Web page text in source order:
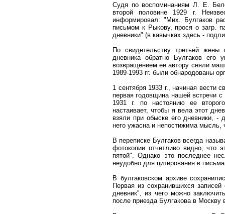
Судя по воспоминаниям Л. Е.
второй половине 1929 г.
информировал: "Мих. Булгаков
письмом к Рыкову, прося о загр.
дневники" (в кавычках здесь -
По свидетельству третьей
дневника обратно Булгаков
возвращением ее автору сняли
1989-1993 гг. были обнародованы
1 сентября 1933 г., начиная вести
первая годовщина нашей встречи
1931 г. по настоянию ее
настаивает, чтобы я вела этот
взяли при обыске его дневники, -
него ужасна и непостижима мысль,
В переписке Булгаков всегда
фотокопии отчетливо видно, что
пятой". Однако это последнее
неудобно для цитирования в
В булгаковском архиве
Первая из сохранившихся
дневник", из чего можно
после приезда Булгакова в Москву